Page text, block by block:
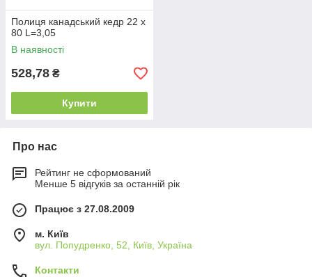
Полиця канадський кедр 22 х
80 L=3,05
В наявності
528,78 ₴
Купити
Про нас
Рейтинг не сформований
Менше 5 відгуків за останній рік
Працює з 27.08.2009
м. Київ
вул. Попудренко, 52, Київ, Україна
Контакти